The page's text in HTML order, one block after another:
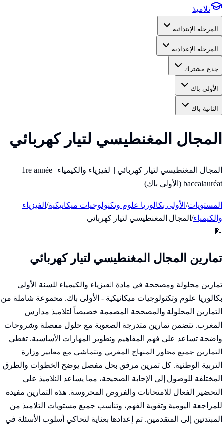
تلاميذ
المرحلة الإبتدائية
المرحلة الإعدادية
جذع مشترك
الأولى باك
الثانية باك
المجال المغنطيسي لتيار كهربائي
المجال المغنطيسي لتيار كهربائي | الفيزياء والكيمياء | 1re année
baccalauréat (الأولى باك)
المستويات/ الأولى بكالوريا علوم وتكنولوجيات ميكانيكية/ الفيزياء
والكيمياء/ المجال المغنطيسي لتيار كهربائي
📝
تمارين المجال المغنطيسي لتيار كهربائي
تمارين محلولة ومصححة في مادة الفيزياء والكيمياء للسنة الأولى
بكالوريا علوم وتكنولوجيات ميكانيكية - الأولى باك. مجموعة شاملة من
التمارين المحلولة والمصححة المصممة خصيصاً لتلاميذ مدارس
المغرب. تتضمن تمارين متدرجة الصعوبة مع حلول مفصلة وشروحات
واضحة تساعد على فهم المفاهيم وتطوير المهارات الأساسية. تغطي
التمارين جميع محاور المنهاج المغربي وتتماشى مع معايير وزارة
التربية الوطنية. كل تمرين مرفق بحل مفصل يوضح الخطوات والطرق
المختلفة للوصول إلى الإجابة الصحيحة، مما يساعد التلاميذ على
التحضير الفعال للامتحانات والفروض المحروسة. هذه التمارين مفيدة
للمراجعة اليومية وتقوية الفهم، وتناسب جميع مستويات التلاميذ من
المبتدئين إلى المتقدمين. تم إعدادها بعناية لتحاكي أسلوب الأسئلة في